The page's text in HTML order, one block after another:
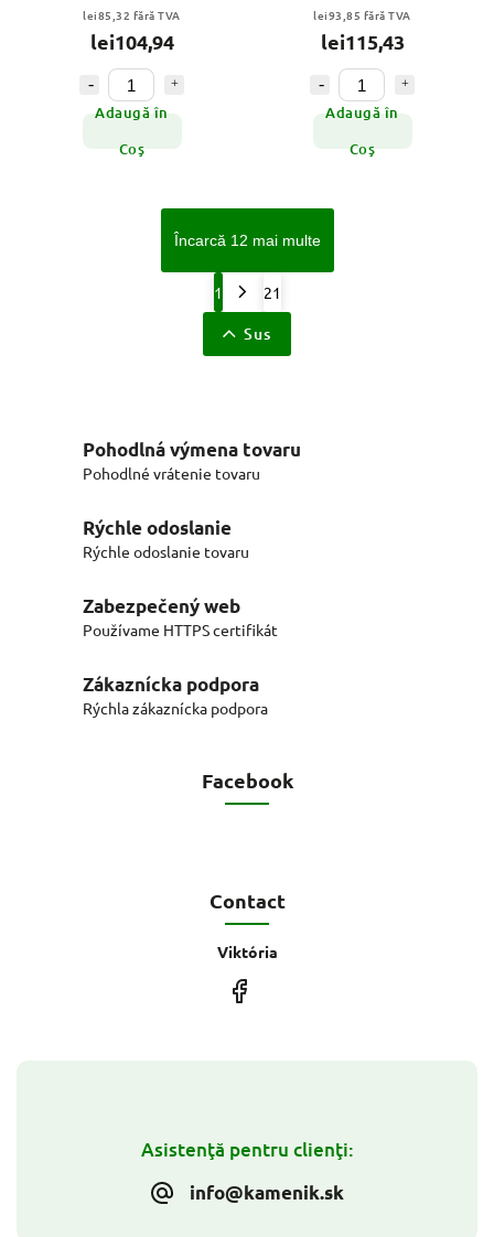
lei85,32 fără TVA
lei104,94
Adaugă în
Coş
lei93,85 fără TVA
lei115,43
Adaugă în
Coş
Încarcă 12 mai multe
1 21
Sus
Pohodlná výmena tovaru
Pohodlné vrátenie tovaru
Rýchle odoslanie
Rýchle odoslanie tovaru
Zabezpečený web
Používame HTTPS certifikát
Zákaznícka podpora
Rýchla zákaznícka podpora
Asistenţă pentru clienţi:
info@kamenik.sk
Facebook
Contact
Viktória